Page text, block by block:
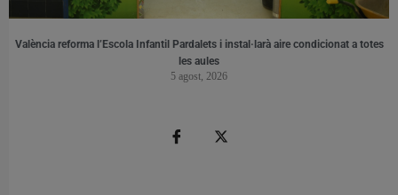
València reforma l’Escola Infantil Pardalets i instal·larà aire condicionat a totes
les aules
5 agost, 2026